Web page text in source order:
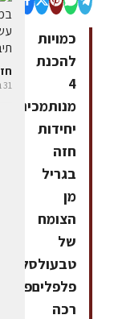
כמויות
להכנת
4
יחידות
חזה
בגריל
מן
הצומח
של
טבעולסלסה
רכה
31 במרץ 2015